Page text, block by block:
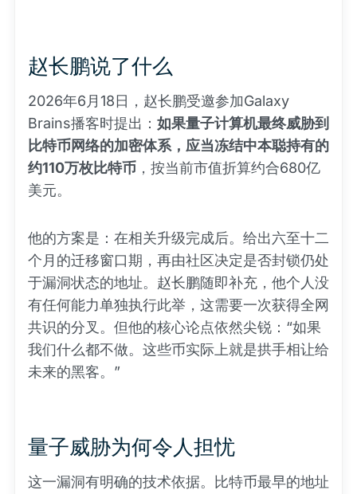
赵长鹏说了什么
2026年6月18日，赵长鹏受邀参加Galaxy
Brains播客时提出： 如果量子计算机最终威胁到
比特币网络的加密体系，应当冻结中本聪持有的
约110万枚比特币 ，按当前市值折算约合680亿
美元。
他的方案是：在相关升级完成后。给出六至十二
个月的迁移窗口期，再由社区决定是否封锁仍处
于漏洞状态的地址。赵长鹏随即补充，他个人没
有任何能力单独执行此举，这需要一次获得全网
共识的分叉。但他的核心论点依然尖锐：“如果
我们什么都不做。这些币实际上就是拱手相让给
未来的黑客。”
量子威胁为何令人担忧
这一漏洞有明确的技术依据。比特币最早的地址